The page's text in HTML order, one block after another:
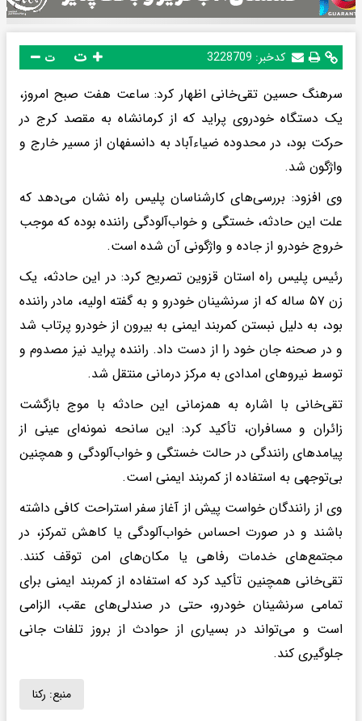
کدخبر: 3228709 ت
سرهنگ حسین تقی‌خانی اظهار کرد: ساعت هفت صبح امروز،
یک دستگاه خودروی پراید که از کرمانشاه به مقصد کرج در
حرکت بود، در محدوده ضیاءآباد به دانسفهان از مسیر خارج و
واژگون شد.
وی افزود: بررسی‌های کارشناسان پلیس راه نشان می‌دهد که
علت این حادثه، خستگی و خواب‌آلودگی راننده بوده که موجب
خروج خودرو از جاده و واژگونی آن شده است.
رئیس پلیس راه استان قزوین تصریح کرد: در این حادثه، یک
زن ۵۷ ساله که از سرنشینان خودرو و به گفته اولیه، مادر راننده
بود، به دلیل نبستن کمربند ایمنی به بیرون از خودرو پرتاب شد
و در صحنه جان خود را از دست داد. راننده پراید نیز مصدوم و
توسط نیروهای امدادی به مرکز درمانی منتقل شد.
تقی‌خانی با اشاره به همزمانی این حادثه با موج بازگشت
زائران و مسافران، تأکید کرد: این سانحه نمونه‌ای عینی از
پیامدهای رانندگی در حالت خستگی و خواب‌آلودگی و همچنین
بی‌توجهی به استفاده از کمربند ایمنی است.
وی از رانندگان خواست پیش از آغاز سفر استراحت کافی داشته
باشند و در صورت احساس خواب‌آلودگی یا کاهش تمرکز، در
مجتمع‌های خدمات رفاهی یا مکان‌های امن توقف کنند.
تقی‌خانی همچنین تأکید کرد که استفاده از کمربند ایمنی برای
تمامی سرنشینان خودرو، حتی در صندلی‌های عقب، الزامی
است و می‌تواند در بسیاری از حوادث از بروز تلفات جانی
جلوگیری کند.
منبع: رکنا